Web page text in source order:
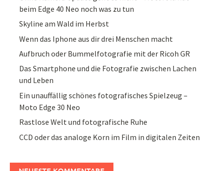
beim Edge 40 Neo noch was zu tun
Skyline am Wald im Herbst
Wenn das Iphone aus dir drei Menschen macht
Aufbruch oder Bummelfotografie mit der Ricoh GR
Das Smartphone und die Fotografie zwischen Lachen
und Leben
Ein unauffällig schönes fotografisches Spielzeug –
Moto Edge 30 Neo
Rastlose Welt und fotografische Ruhe
CCD oder das analoge Korn im Film in digitalen Zeiten